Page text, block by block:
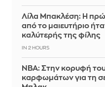
Λίλα Μπακλέση: Η
από το μαιευτήριο
καλύτερής της φίλης
IN 2 HOURS
ΝΒΑ: Στην κορυφή
καρφωμάτων για τη